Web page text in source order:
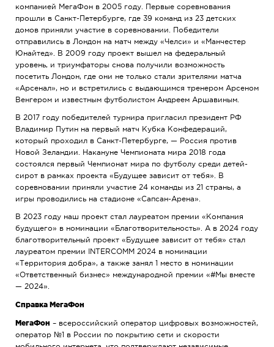
компанией МегаФон в 2005 году. Первые соревнования
прошли в Санкт-Петербурге, где 39 команд из 23 детских
домов приняли участие в соревновании. Победители
отправились в Лондон на матч между «Челси» и «Манчестер
Юнайтед». В 2009 году проект вышел на федеральный
уровень, и триумфаторы снова получили возможность
посетить Лондон, где они не только стали зрителями матча
«Арсенал», но и встретились с выдающимся тренером Арсеном
Венгером и известным футболистом Андреем Аршавиным.
В 2017 году победителей турнира пригласил президент РФ
Владимир Путин на первый матч Кубка Конфедераций,
который проходил в Санкт-Петербурге, — Россия против
Новой Зеландии. Накануне Чемпионата мира 2018 года
состоялся первый Чемпионат мира по футболу среди детей-
сирот в рамках проекта «Будущее зависит от тебя». В
соревновании приняли участие 24 команды из 21 страны, а
игры проводились на стадионе «Сапсан-Арена».
В 2023 году наш проект стал лауреатом премии «Компания
будущего» в номинации «Благотворительность». А в 2024 году
благотворительный проект «Будущее зависит от тебя» стал
лауреатом премии INTERCOMM 2024 в номинации
«Территория добра», а также занял 1 место в номинации
«Ответственный бизнес» международной премии «#Мы вместе
— 2024».
Справка МегаФон
МегаФон – всероссийский оператор цифровых возможностей,
оператор №1 в России по покрытию сети и скорости